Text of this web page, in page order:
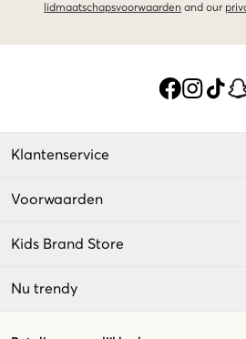
lidmaatschapsvoorwaarden and our
Klantenservice
Voorwaarden
Kids Brand Store
Nu trendy